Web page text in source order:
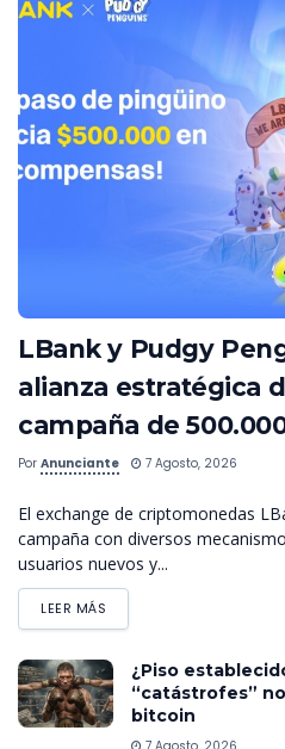
LBank y Pudgy
alianza estratégica
campaña de
Por Anunciante 7 Agosto, 2026
El exchange de criptomonedas
campaña con diversos
usuarios nuevos y...
LEER MÁS
¿Piso
“catástrofes”
bitcoin